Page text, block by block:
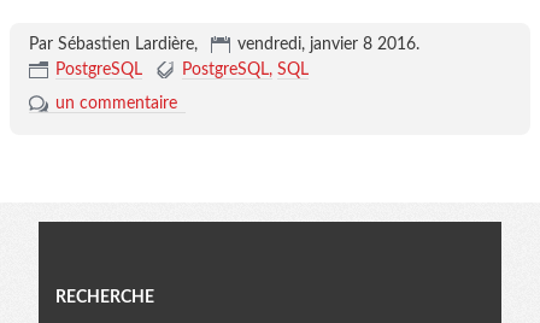
Par Sébastien Lardière, vendredi, janvier 8 2016.
PostgreSQL
PostgreSQL SQL
un commentaire
Menu
RECHERCHE